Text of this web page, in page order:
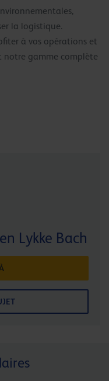
la logistique.
à vos opérations et
notre gamme complète
Lykke Bach